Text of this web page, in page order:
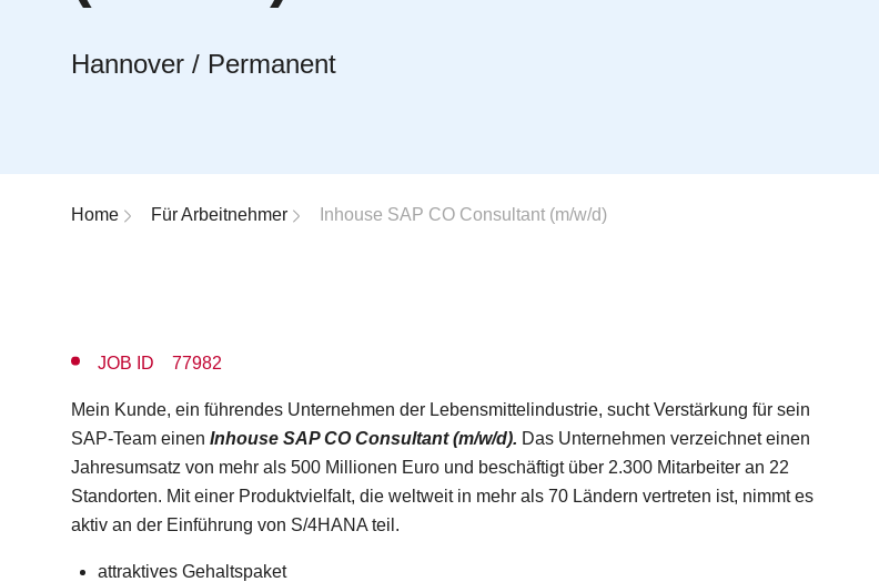
Hannover / Permanent
Breadcrumb-Navigation
Home Für Arbeitnehmer Inhouse SAP CO Consultant (m/w/d)
JOB ID 77982
Mein Kunde, ein führendes Unternehmen der Lebensmittelindustrie, sucht Verstärkung für sein
SAP-Team einen Inhouse SAP CO Consultant (m/w/d). Das Unternehmen verzeichnet einen
Jahresumsatz von mehr als 500 Millionen Euro und beschäftigt über 2.300 Mitarbeiter an 22
Standorten. Mit einer Produktvielfalt, die weltweit in mehr als 70 Ländern vertreten ist, nimmt es
aktiv an der Einführung von S/4HANA teil.
attraktives Gehaltspaket